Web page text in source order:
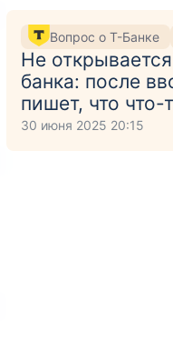
Вопрос о Т-Банке
Не
банка: после
пишет, что что-
30 июня 2025 20:15